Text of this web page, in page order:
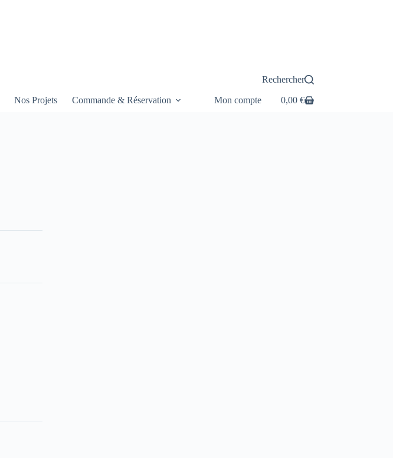
Rechercher
Nos Projets Commande & Réservation Mon compte
Panier
0,00 €